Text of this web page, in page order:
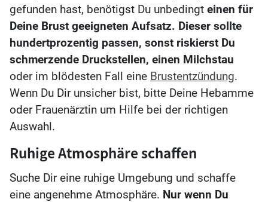
gefunden hast, benötigst Du unbedingt einen für
Deine Brust geeigneten Aufsatz. Dieser sollte
hundertprozentig passen, sonst riskierst Du
schmerzende Druckstellen, einen Milchstau
oder im blödesten Fall eine Brustentzündung.
Wenn Du Dir unsicher bist, bitte Deine Hebamme
oder Frauenärztin um Hilfe bei der richtigen
Auswahl.
Ruhige Atmosphäre schaffen
Suche Dir eine ruhige Umgebung und schaffe
eine angenehme Atmosphäre. Nur wenn Du